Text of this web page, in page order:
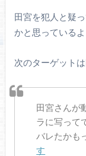
田宮を犯人と疑
かと思っている
次のターゲット
田宮さんが
ラに写って
バレたかも
す